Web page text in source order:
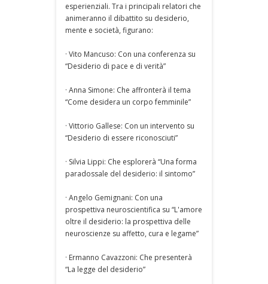
esperienziali. Tra i principali relatori che
animeranno il dibattito su desiderio,
mente e società, figurano:
· Vito Mancuso: Con una conferenza su
“Desiderio di pace e di verità”
· Anna Simone: Che affronterà il tema
“Come desidera un corpo femminile”
· Vittorio Gallese: Con un intervento su
“Desiderio di essere riconosciuti”
· Silvia Lippi: Che esplorerà “Una forma
paradossale del desiderio: il sintomo”
· Angelo Gemignani: Con una
prospettiva neuroscientifica su “L'amore
oltre il desiderio: la prospettiva delle
neuroscienze su affetto, cura e legame”
· Ermanno Cavazzoni: Che presenterà
“La legge del desiderio”